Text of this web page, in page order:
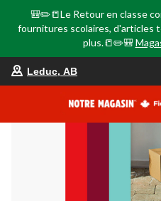
🎒✏️📒Le Retour en classe
fournitures scolaires, d'articles
plus.📒✏️🎒
Leduc, AB